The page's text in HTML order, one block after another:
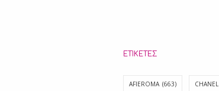
ΕΤΙΚΈΤΕΣ
AFIEROMA (663) CHANEL